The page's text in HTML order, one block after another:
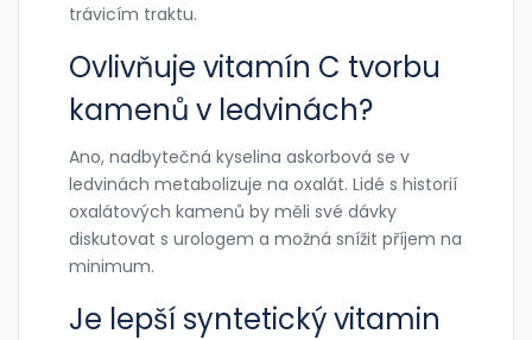
trávicím traktu.
Ovlivňuje vitamín C tvorbu
kamenů v ledvinách?
Ano, nadbytečná kyselina askorbová se v
ledvinách metabolizuje na oxalát. Lidé s historií
oxalátových kamenů by měli své dávky
diskutovat s urologem a možná snížit příjem na
minimum.
Je lepší syntetický vitamin